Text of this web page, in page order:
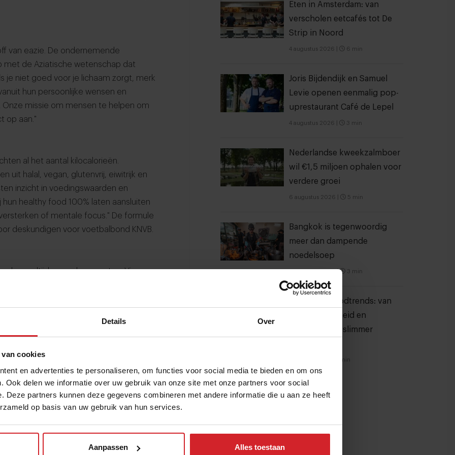
Details Over
cookies
en advertenties te personaliseren, om functies voor social media te bieden en om ons
Ook delen we informatie over uw gebruik van onze site met onze partners voor social
Deze partners kunnen deze gegevens combineren met andere informatie die u aan ze heeft
op basis van uw gebruik van hun services.
Aanpassen Alles toestaan
van eazie. De ondernemende
met de Aziatische wetenschap dat
je niet goed voor je lichaam zorgt, merk
hun persoonlijke wensen en
missie om mensen te helpen om
op aan."
al het aantal kilocalorieën.
uit halal, vegan, glutenvrij, eiwitrijk en
inzicht in voedingswaarden en
healthy food 100% laten aansluiten
of mentale focus." De formule
deskundigen voor voetbalbond KNVB.
de maaltijden van haar gasten. Via
steeds gemonitord. Het
gasten te vertalen naar de
Eat-in, afhaal en
Huang: "Onze gasten eten vaak
is om healthy food voor iedereen
multi-channel gedachte is een zeer
die met een app konden bewijzen dat
Eten in Amsterdam: van
verscholen eetcafés tot De
Strip in Noord
4 augustus 2026 6 min
Joris Bijdendijk en Samuel
Levie openen eenmalig pop-
uprestaurant Café de Lepel
4 augustus 2026 3 min
Nederlandse kweekzalmboer
wil €1,5 miljoen ophalen voor
verdere groei
6 augustus 2026 5 min
Bangkok is tegenwoordig
meer dan dampende
noedelsoep
| 3 min
10 globale foodtrends: van
darmgezondheid en
brainfood tot slimmer
6 min